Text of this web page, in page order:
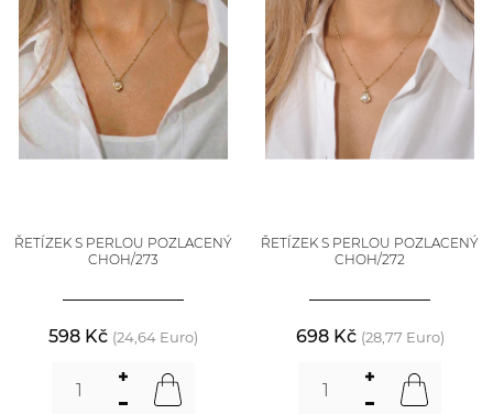
ŘETÍZEK S PERLOU POZLACENÝ
CHOH/273
598 Kč (24,64 Euro)
ŘETÍZEK S PERLOU POZLACENÝ
CHOH/272
698 Kč (28,77 Euro)